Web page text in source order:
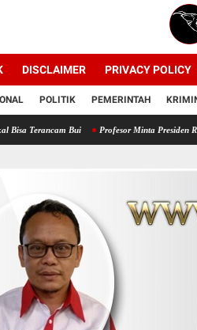
DISCLAIMER PRIVACY POLICY
POLITIK PEMERINTAH
Bui Profesor Minta Presiden RI Perintahkan